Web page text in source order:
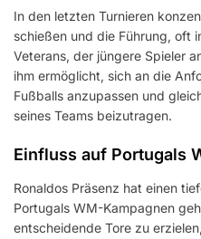
In den letzten Turnieren
schießen und die Führung, oft
Veterans, der jüngere Spieler
ihm ermöglicht, sich an die
Fußballs anzupassen und
seines Teams beizutragen.
Einfluss auf Portugals
Ronaldos Präsenz hat einen
Portugals WM-Kampagnen
entscheidende Tore zu